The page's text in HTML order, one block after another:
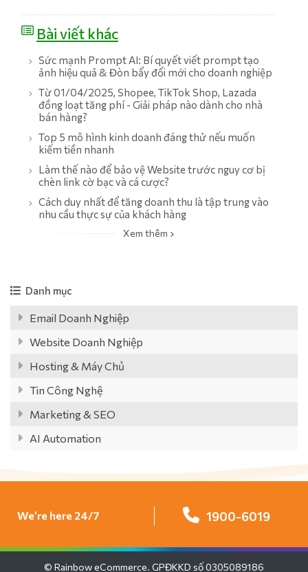
Bài viết khác
Sức mạnh Prompt AI: Bí quyết viết prompt tạo
ảnh hiệu quả & Đòn bẩy đổi mới cho doanh nghiệp
Từ 01/04/2025, Shopee, TikTok Shop, Lazada
đồng loạt tăng phí - Giải pháp nào dành cho nhà
bán hàng?
Top 5 mô hình kinh doanh đáng thử nếu muốn
kiếm tiền nhanh
Làm thế nào để bảo vệ Website trước nguy cơ bị
chèn link cờ bạc và cá cược?
Cách duy nhất để tăng doanh thu là tập trung vào
nhu cầu thực sự của khách hàng
Xem thêm
Danh mục
Email Doanh Nghiệp
Website Doanh Nghiệp
Hosting & Máy Chủ
Tin Công Nghệ
Marketing & SEO
AI Automation
We’re here 24/7 1900-6019
© Rainbow eCommerce. GPĐKKD số 0305089186